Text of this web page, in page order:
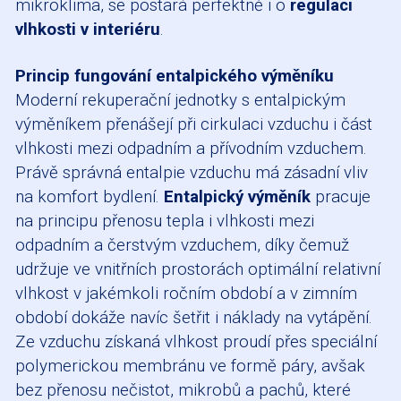
mikroklima, se postará perfektně i o regulaci
vlhkosti v interiéru.
Princip fungování entalpického výměníku
Moderní rekuperační jednotky s entalpickým
výměníkem přenášejí při cirkulaci vzduchu i část
vlhkosti mezi odpadním a přívodním vzduchem.
Právě správná entalpie vzduchu má zásadní vliv
na komfort bydlení. Entalpický výměník pracuje
na principu přenosu tepla i vlhkosti mezi
odpadním a čerstvým vzduchem, díky čemuž
udržuje ve vnitřních prostorách optimální relativní
vlhkost v jakémkoli ročním období a v zimním
období dokáže navíc šetřit i náklady na vytápění.
Ze vzduchu získaná vlhkost proudí přes speciální
polymerickou membránu ve formě páry, avšak
bez přenosu nečistot, mikrobů a pachů, které